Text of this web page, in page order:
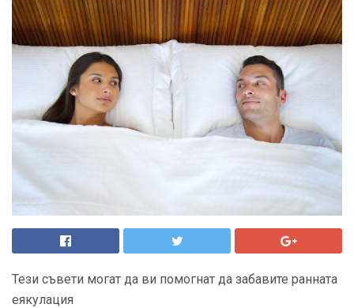
Тези съвети могат да ви помогнат да забавите ранната
еякулация